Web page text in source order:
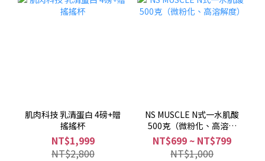
肌肉科技 乳清蛋白 4磅+贈
搖搖杯
NT$1,999
NT$2,800
NS MUSCLE N式一水肌酸
500克（微粉化、高溶解
度）
NT$699 ~ NT$799
NT$1,000